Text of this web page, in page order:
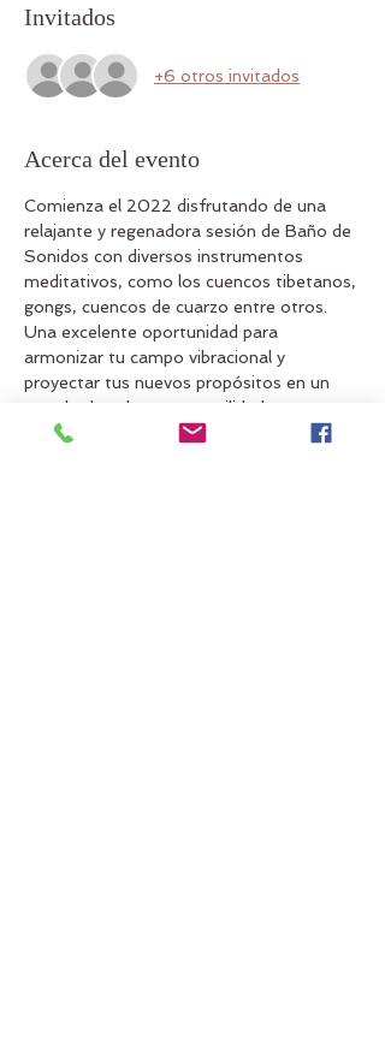
Invitados
+6 otros invitados
Acerca del evento
Comienza el 2022 disfrutando de una
relajante y regenadora sesión de Baño de
Sonidos con diversos instrumentos
meditativos, como los cuencos tibetanos,
gongs, cuencos de cuarzo entre otros.
Una excelente oportunidad para
armonizar tu campo vibracional y
proyectar tus nuevos propósitos en un
estado de calma y tranquilidad.
-Se debe asistir a la sesión puntualmente.